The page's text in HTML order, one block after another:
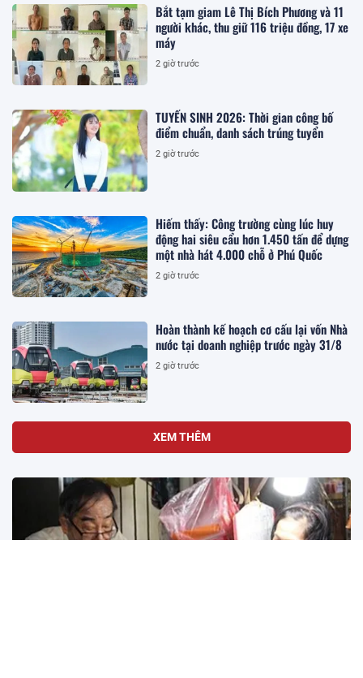
Bắt tạm giam Lê Thị Bích Phương và 11
người khác, thu giữ 116 triệu đồng, 17 xe
máy
2 giờ trước
TUYỂN SINH 2026: Thời gian công bố
điểm chuẩn, danh sách trúng tuyển
2 giờ trước
Hiếm thấy: Công trường cùng lúc huy
động hai siêu cẩu hơn 1.450 tấn để dựng
một nhà hát 4.000 chỗ ở Phú Quốc
2 giờ trước
Hoàn thành kế hoạch cơ cấu lại vốn Nhà
nước tại doanh nghiệp trước ngày 31/8
2 giờ trước
XEM THÊM